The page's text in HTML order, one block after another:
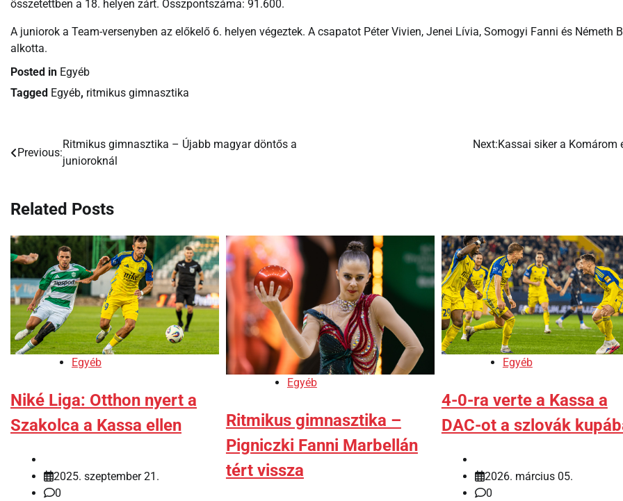
összetettben a 18. helyen zárt. Összpontszáma: 91.600.
A juniorok a Team-versenyben az előkelő 6. helyen végeztek. A csapatot Péter Vivien, Jenei Lívia, Somogyi Fanni és Németh
alkotta.
Posted in Egyéb
Tagged Egyéb, ritmikus gimnasztika
Bejegyzés
navigáció
Previous:
Ritmikus gimnasztika – Újabb magyar döntős a
junioroknál
Next:Kassai siker a Komárom
Related Posts
Egyéb
Niké Liga: Otthon nyert a
Szakolca a Kassa ellen
2025. szeptember 21.
0
Egyéb
Ritmikus gimnasztika –
Pigniczki Fanni Marbellán
tért vissza
Egyéb
4-0-ra verte a Kassa a
DAC-ot a szlovák
2026. március 05.
0